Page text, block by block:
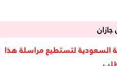
لتستطيع مراسلة هذا